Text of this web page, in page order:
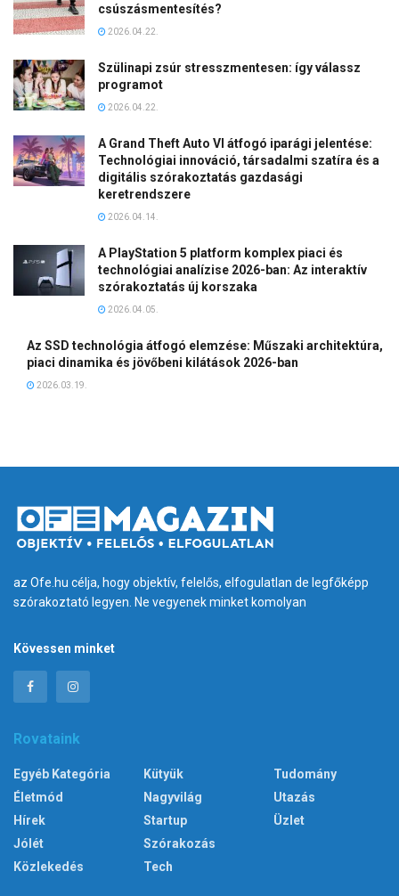
csúszásmentesítés?
2026.04.22.
Szülinapi zsúr stresszmentesen: így válassz
programot
2026.04.22.
A Grand Theft Auto VI átfogó iparági jelentése:
Technológiai innováció, társadalmi szatíra és a
digitális szórakoztatás gazdasági
keretrendszere
2026.04.14.
A PlayStation 5 platform komplex piaci és
technológiai analízise 2026-ban: Az interaktív
szórakoztatás új korszaka
2026.04.05.
Az SSD technológia átfogó elemzése: Műszaki architektúra,
piaci dinamika és jövőbeni kilátások 2026-ban
2026.03.19.
az Ofe.hu célja, hogy objektív, felelős, elfogulatlan de legfőképp
szórakoztató legyen. Ne vegyenek minket komolyan
Kövessen minket
Rovataink
Egyéb Kategória
Életmód
Hírek
Jólét
Közlekedés
Kütyük
Nagyvilág
Startup
Szórakozás
Tech
Tudomány
Utazás
Üzlet